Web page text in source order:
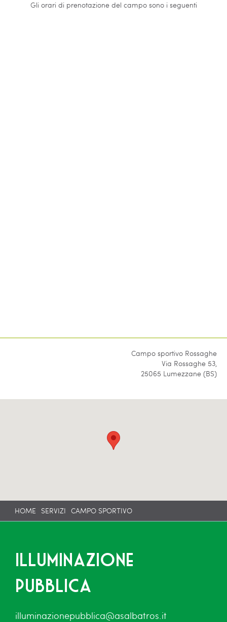
Gli orari di prenotazione del campo sono i seguenti
Campo sportivo Rossaghe
Via Rossaghe 53,
25065 Lumezzane (BS)
HOME SERVIZI CAMPO SPORTIVO
Illuminazione
pubblica
illuminazionepubblica@asalbatros.it